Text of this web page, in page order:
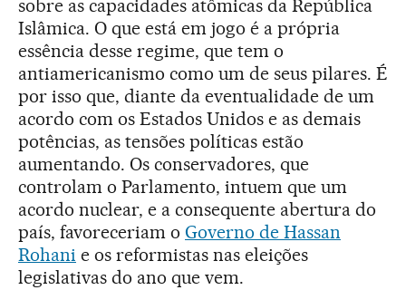
sobre as capacidades atômicas da República
Islâmica. O que está em jogo é a própria
essência desse regime, que tem o
antiamericanismo como um de seus pilares. É
por isso que, diante da eventualidade de um
acordo com os Estados Unidos e as demais
potências, as tensões políticas estão
aumentando. Os conservadores, que
controlam o Parlamento, intuem que um
acordo nuclear, e a consequente abertura do
país, favoreceriam o Governo de Hassan
Rohani e os reformistas nas eleições
legislativas do ano que vem.